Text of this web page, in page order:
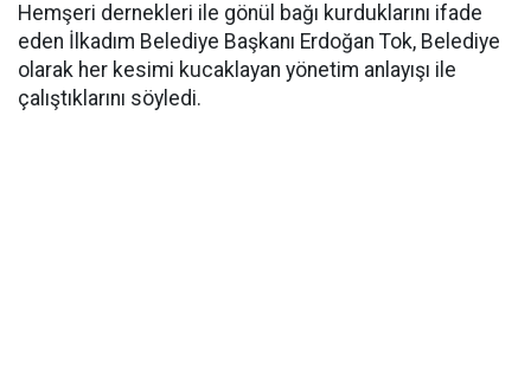
Hemşeri dernekleri ile gönül bağı kurduklarını ifade
eden İlkadım Belediye Başkanı Erdoğan Tok, Belediye
olarak her kesimi kucaklayan yönetim anlayışı ile
çalıştıklarını söyledi.